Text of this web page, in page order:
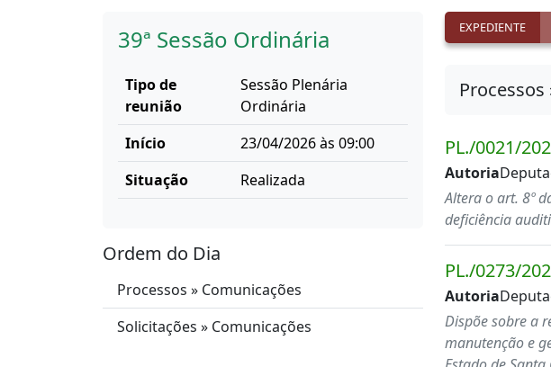
39ª Sessão Ordinária
Tipo de
reunião
Sessão Plenária
Ordinária
Início
23/04/2026 às 09:00
Situação
Realizada
Ordem do Dia
Processos » Comunicações
Solicitações » Comunicações
EXPEDIENTE
PL./0021/
Autoria
Altera o art. 8º
deficiência
PL./0273/
Autoria
Dispõe sobre a
manutenção e